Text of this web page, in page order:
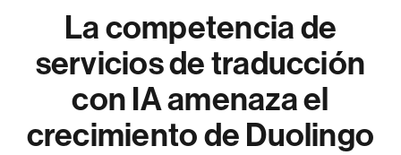
La competencia de
servicios de traducción
con IA amenaza el
crecimiento de Duolingo